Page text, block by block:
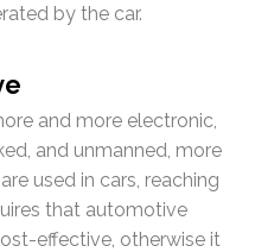
by the car.
and more electronic,
and unmanned, more
used in cars, reaching
that automotive
effective, otherwise it